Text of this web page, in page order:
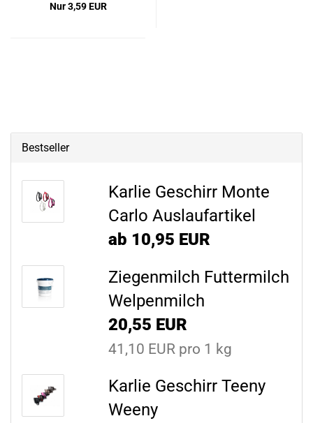
Nur 3,59 EUR
Bestseller
Karlie Geschirr Monte
Carlo Auslaufartikel
ab 10,95 EUR
Ziegenmilch Futtermilch
Welpenmilch
20,55 EUR
41,10 EUR pro 1 kg
Karlie Geschirr Teeny
Weeny